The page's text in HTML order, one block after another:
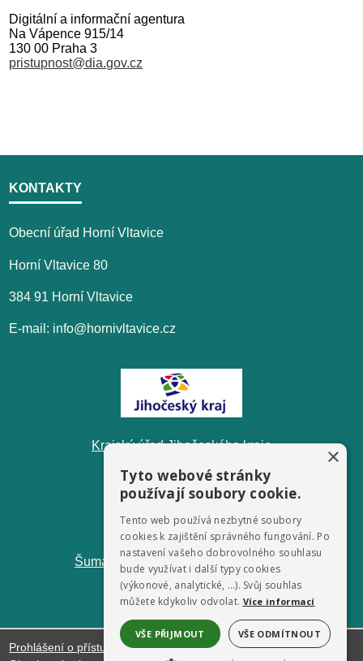
Digitální a informační agentura
Na Vápence 915/14
130 00 Praha 3
pristupnost@dia.gov.cz
KONTAKTY
Obecní úřad Horní Vltavice
Horní Vltavice 80
384 91 Horní Vltavice
E-mail: info@hornivltavice.cz
Krajský úřad Jihočeského kraje
ŠumavaNet.CZ - informace o regionu
Prohlášení o přístupnosti
×
Tyto webové stránky
používají soubory cookie.
Tento web používá nezbytné soubory
cookies k zajištění správného fungování. Po
nastavení vašeho dobrovolného souhlasu
bude využívat i další typy cookies
(výkonové, analytické, …). Svůj souhlas
můžete kdykoliv odvolat. Více informací
VŠE PŘIJMOUT VŠE ODMÍTNOUT